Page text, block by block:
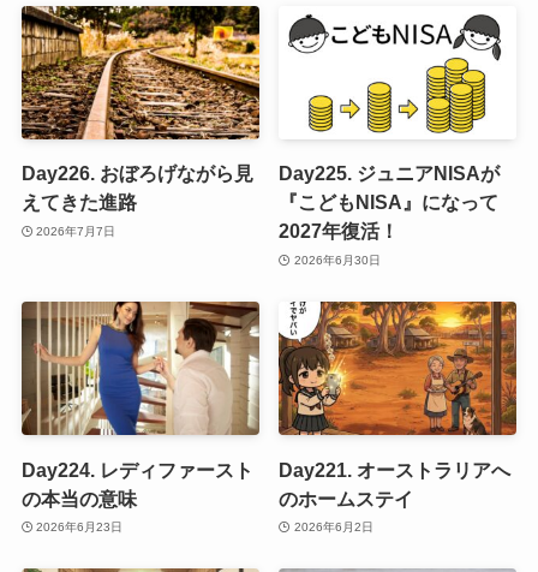
Day226. おぼろげながら見
えてきた進路
2026年7月7日
Day225. ジュニアNISAが
『こどもNISA』になって
2027年復活！
2026年6月30日
Day224. レディファースト
の本当の意味
2026年6月23日
Day221. オーストラリアへ
のホームステイ
2026年6月2日